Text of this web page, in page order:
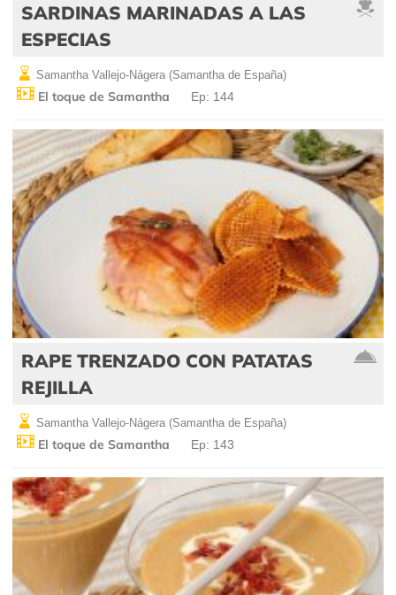
SARDINAS MARINADAS A LAS
ESPECIAS
Samantha Vallejo-Nágera (Samantha de España)
El toque de Samantha Ep: 144
RAPE TRENZADO CON PATATAS
REJILLA
Samantha Vallejo-Nágera (Samantha de España)
El toque de Samantha Ep: 143